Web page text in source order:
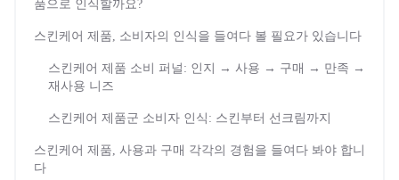
품으로 인식할까요?
스킨케어 제품, 소비자의 인식을 들여다 볼 필요가 있습니다
스킨케어 제품 소비 퍼널: 인지 → 사용 → 구매 → 만족 →
재사용 니즈
스킨케어 제품군 소비자 인식: 스킨부터 선크림까지
스킨케어 제품, 사용과 구매 각각의 경험을 들여다 봐야 합니
다